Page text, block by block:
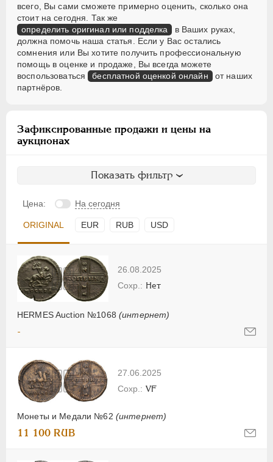
всего, Вы сами сможете примерно оценить, сколько она
стоит на сегодня. Так же
определить оригинал или подделка
в Ваших руках,
должна помочь наша статья. Если у Вас остались
сомнения или Вы хотите получить профессиональную
помощь в оценке и продаже, Вы всегда можете
воспользоваться бесплатной оценкой онлайн от наших
партнёров.
Зафиксированные продажи и цены на
аукционах
Показать фильтр
Цена: На сегодня
ORIGINAL EUR RUB USD
26.08.2025
HERMES Auction №1068 (интернет)
Нет
-
27.06.2025
Монеты и Медали №62 (интернет)
VF
11 100 RUB